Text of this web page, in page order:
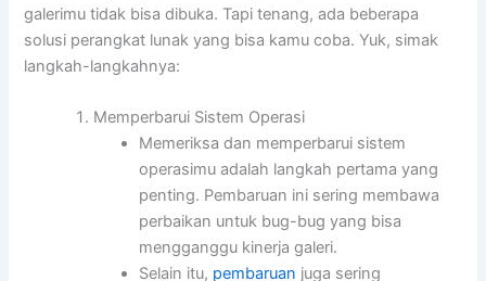
galerimu tidak bisa dibuka. Tapi tenang, ada beberapa
solusi perangkat lunak yang bisa kamu coba. Yuk, simak
langkah-langkahnya:
Memperbarui Sistem Operasi
Memeriksa dan memperbarui sistem
operasimu adalah langkah pertama yang
penting. Pembaruan ini sering membawa
perbaikan untuk bug-bug yang bisa
mengganggu kinerja galeri.
Selain itu, pembaruan juga sering